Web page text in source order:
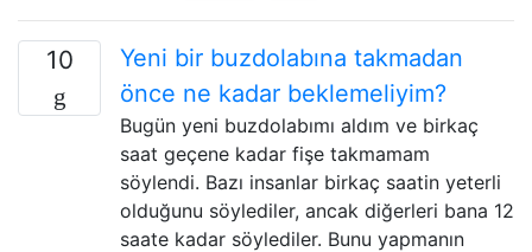
10
Yeni bir buzdolabına takmadan
önce ne kadar beklemeliyim?
Bugün yeni buzdolabımı aldım ve birkaç
saat geçene kadar fişe takmamam
söylendi. Bazı insanlar birkaç saatin yeterli
olduğunu söylediler, ancak diğerleri bana 12
saate kadar söylediler. Bunu yapmanın